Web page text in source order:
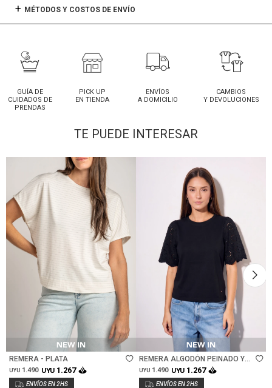
MÉTODOS Y COSTOS DE ENVÍO
GUÍA DE
CUIDADOS DE
PRENDAS
PICK UP
EN TIENDA
ENVÍOS
A DOMICILIO
CAMBIOS
Y DEVOLUCIONES
TE PUEDE INTERESAR
Talle
REMERA - PLATA
UYU 1.490 UYU 1.267
Talle
REMERA ALGODÓN PEINADO Y
CALADOS - NEGRO
UYU 1.490 UYU 1.267